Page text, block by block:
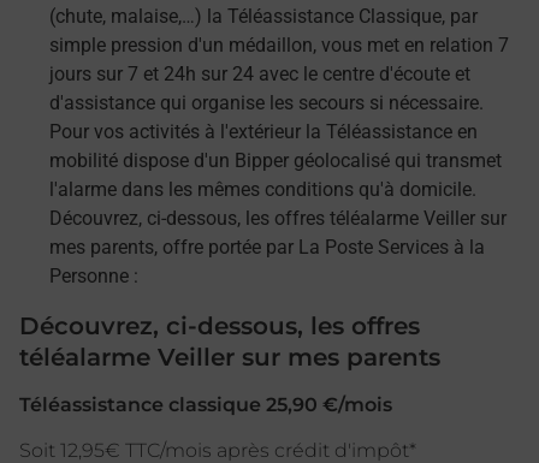
(chute, malaise,…) la Téléassistance Classique, par
simple pression d'un médaillon, vous met en relation 7
jours sur 7 et 24h sur 24 avec le centre d'écoute et
d'assistance qui organise les secours si nécessaire.
Pour vos activités à l'extérieur la Téléassistance en
mobilité dispose d'un Bipper géolocalisé qui transmet
l'alarme dans les mêmes conditions qu'à domicile.
Découvrez, ci-dessous, les offres téléalarme Veiller sur
mes parents, offre portée par La Poste Services à la
Personne :
Découvrez, ci-dessous, les offres
téléalarme Veiller sur mes parents
Téléassistance classique 25,90 €/mois
Soit 12,95€ TTC/mois après crédit d'impôt*